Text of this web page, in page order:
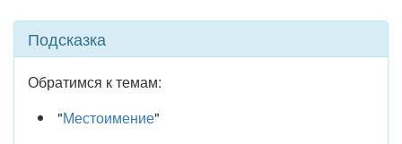
Подсказка
Обратимся к темам:
"Местоимение"